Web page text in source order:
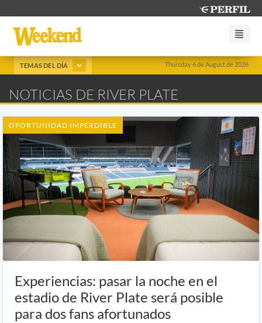
Thursday 6 de August de 2026
TEMAS DEL DÍA
NOTICIAS DE RIVER PLATE
OPORTUNIDAD IMPERDIBLE
Experiencias: pasar la noche en el
estadio de River Plate será posible
para dos fans afortunados